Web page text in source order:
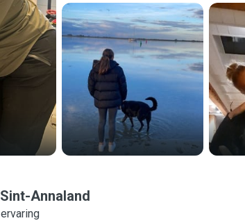
Sint-Annaland